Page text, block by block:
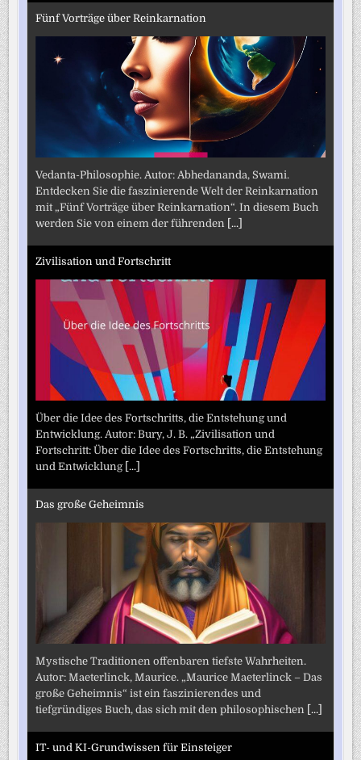
Fünf Vorträge über Reinkarnation
Vedanta-Philosophie. Autor: Abhedananda, Swami.
Entdecken Sie die faszinierende Welt der Reinkarnation
mit „Fünf Vorträge über Reinkarnation“. In diesem Buch
werden Sie von einem der führenden [...]
Zivilisation und Fortschritt
Über die Idee des Fortschritts, die Entstehung und
Entwicklung. Autor: Bury, J. B. „Zivilisation und
Fortschritt: Über die Idee des Fortschritts, die Entstehung
und Entwicklung [...]
Das große Geheimnis
Mystische Traditionen offenbaren tiefste Wahrheiten.
Autor: Maeterlinck, Maurice. „Maurice Maeterlinck – Das
große Geheimnis“ ist ein faszinierendes und
tiefgründiges Buch, das sich mit den philosophischen [...]
IT- und KI-Grundwissen für Einsteiger